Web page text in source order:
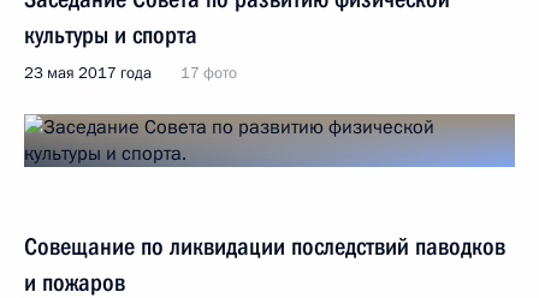
культуры и спорта
23 мая 2017 года 17 фото
Совещание по ликвидации последствий паводков
и пожаров